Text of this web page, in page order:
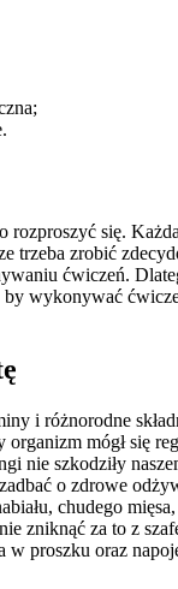
rozproszyć się.
trzeba zrobić
ćwiczeń.
by wykonywać
i różnorodne
organizm mógł się
nie szkodziły
o zdrowe
chudego
zniknąć za to z
w proszku oraz